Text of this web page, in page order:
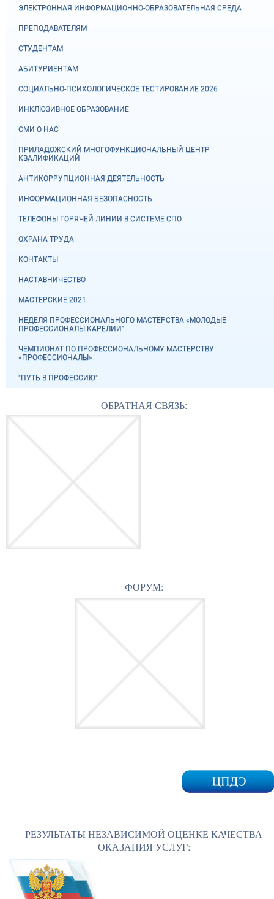
ЭЛЕКТРОННАЯ ИНФОРМАЦИОННО-ОБРАЗОВАТЕЛЬНАЯ СРЕДА
ПРЕПОДАВАТЕЛЯМ
СТУДЕНТАМ
АБИТУРИЕНТАМ
СОЦИАЛЬНО-ПСИХОЛОГИЧЕСКОЕ ТЕСТИРОВАНИЕ 2026
ИНКЛЮЗИВНОЕ ОБРАЗОВАНИЕ
СМИ О НАС
ПРИЛАДОЖСКИЙ МНОГОФУНКЦИОНАЛЬНЫЙ ЦЕНТР
КВАЛИФИКАЦИЙ
АНТИКОРРУПЦИОННАЯ ДЕЯТЕЛЬНОСТЬ
ИНФОРМАЦИОННАЯ БЕЗОПАСНОСТЬ
ТЕЛЕФОНЫ ГОРЯЧЕЙ ЛИНИИ В СИСТЕМЕ СПО
ОХРАНА ТРУДА
КОНТАКТЫ
НАСТАВНИЧЕСТВО
МАСТЕРСКИЕ 2021
НЕДЕЛЯ ПРОФЕССИОНАЛЬНОГО МАСТЕРСТВА «МОЛОДЫЕ
ПРОФЕССИОНАЛЫ КАРЕЛИИ"
ЧЕМПИОНАТ ПО ПРОФЕССИОНАЛЬНОМУ МАСТЕРСТВУ
«ПРОФЕССИОНАЛЫ»
"ПУТЬ В ПРОФЕССИЮ"
ОБРАТНАЯ СВЯЗЬ:
ФОРУМ:
РЕЗУЛЬТАТЫ НЕЗАВИСИМОЙ ОЦЕНКЕ КАЧЕСТВА
ОКАЗАНИЯ УСЛУГ: